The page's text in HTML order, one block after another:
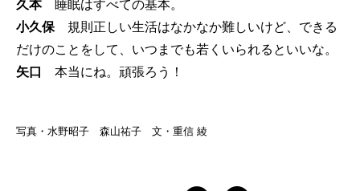
久本睡眠はすべての基本。
小久保 規則正しい生活はなかなか難しいけど、できる
だけのことをして、いつまでも若くいられるといいな。
矢口
本当にね。頑張ろう！
写真・水野昭子 森山祐子 文・重信 綾